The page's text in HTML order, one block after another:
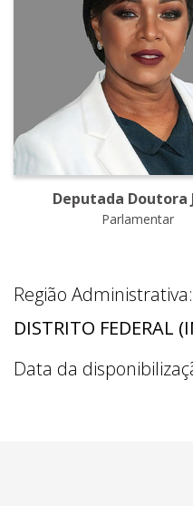
Deputada Doutora
Parlamentar
Região Administrativa:
DISTRITO FEDERAL
Data da